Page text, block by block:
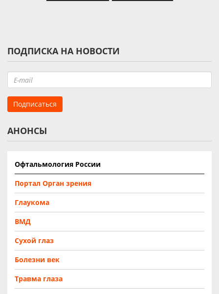
ПОДПИСКА НА НОВОСТИ
АНОНСЫ
Офтальмология России
Портал Орган зрения
Глаукома
ВМД
Сухой глаз
Болезни век
Травма глаза